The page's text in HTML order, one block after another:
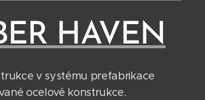
HAVEN
v systému prefabrikace
ocelové konstrukce.